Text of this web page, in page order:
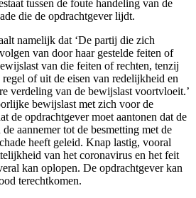
tussen de foute handeling van de
die de opdrachtgever lijdt.
namelijk dat ‘De partij die zich
van door haar gestelde feiten of
van die feiten of rechten, tenzij
of uit de eisen van redelijkheid en
verdeling van de bewijslast voortvloeit.’
bewijslast met zich voor de
de opdrachtgever moet aantonen dat de
aannemer tot de besmetting met de
heeft geleid. Knap lastig, vooral
van het coronavirus en het feit
kan oplopen. De opdrachtgever kan
terechtkomen.